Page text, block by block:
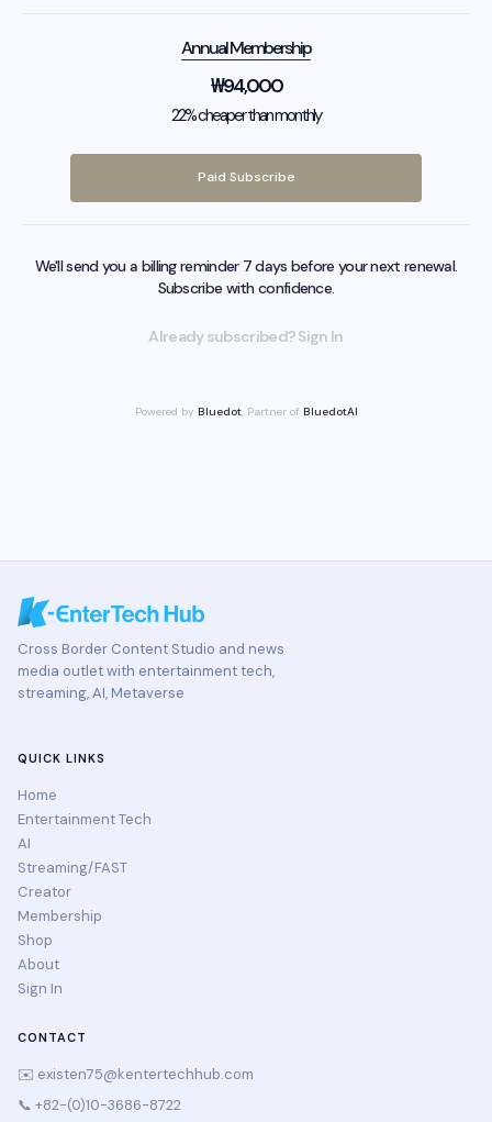
Annual Membership
₩94,000
22% cheaper than monthly
Paid Subscribe
We'll send you a billing reminder 7 days before your next renewal.
Subscribe with confidence.
Already subscribed? Sign In
Powered by Bluedot, Partner of BluedotAI
Cross Border Content Studio and news
media outlet with entertainment tech,
streaming, AI, Metaverse
QUICK LINKS
Home
Entertainment Tech
AI
Streaming/FAST
Creator
Membership
Shop
About
Sign In
CONTACT
✉️ existen75@kentertechhub.com
📞 +82-(0)10-3686-8722